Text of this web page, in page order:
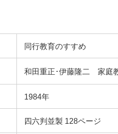
同行教育のすすめ
和田重正･伊藤隆二 家庭
1984年
四六判並製 128ページ